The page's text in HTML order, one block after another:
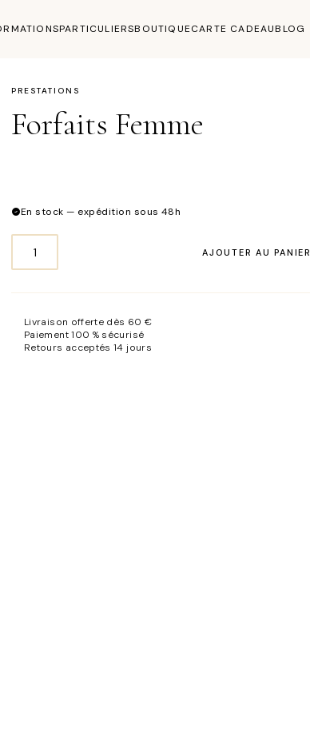
PARTICULIERSBOUTIQUECARTE CADEAUBLOG
PRESTATIONS
Forfaits Femme
En stock — expédition sous 48h
quantité
Forfaits
AJOUTER AU PANIER
Livraison offerte dès 60 €
Paiement 100 % sécurisé
Retours acceptés 14 jours